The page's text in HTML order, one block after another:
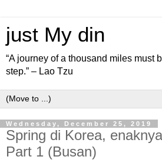
just My din
“A journey of a thousand miles must
step.” – Lao Tzu
Wednesday, December 25, 2019
Spring di Korea,
Part 1 (Busan)